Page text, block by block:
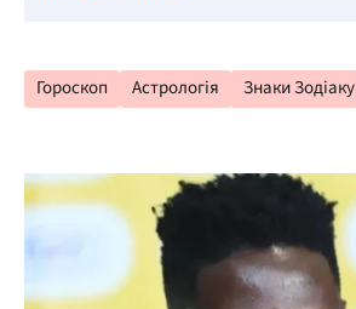
Гороскоп Астрологія Знаки Зодіаку